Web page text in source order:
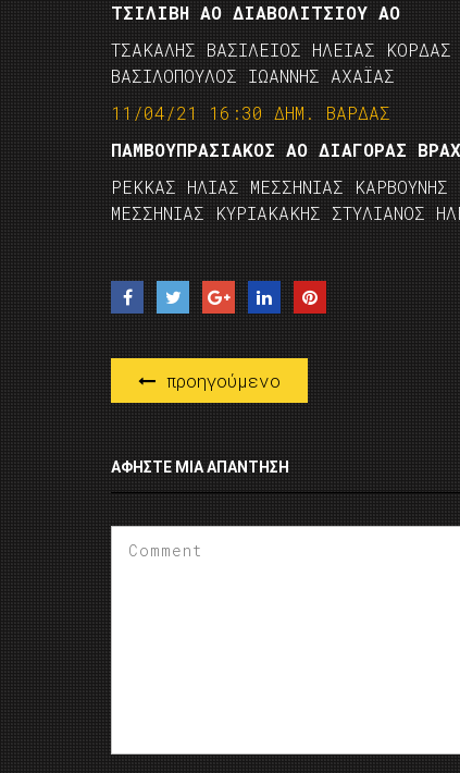
ΤΣΙΛΙΒΗ ΑΟ ΔΙΑΒΟΛΙΤΣΙΟΥ ΑΟ
ΤΣΑΚΑΛΗΣ ΒΑΣΙΛΕΙΟΣ ΗΛΕΙΑΣ
ΒΑΣΙΛΟΠΟΥΛΟΣ ΙΩΑΝΝΗΣ ΑΧΑΪΑΣ
11/04/21 16:30 ΔΗΜ. ΒΑΡΔΑΣ
ΠΑΜΒΟΥΠΡΑΣΙΑΚΟΣ ΑΟ ΔΙΑΓΟΡΑΣ
ΡΕΚΚΑΣ ΗΛΙΑΣ ΜΕΣΣΗΝΙΑΣ ΚΑΡΒΟΥΝΗΣ
ΜΕΣΣΗΝΙΑΣ ΚΥΡΙΑΚΑΚΗΣ ΣΤΥΛΙΑΝΟΣ
προηγούμενο
ΑΦΉΣΤΕ ΜΙΑ ΑΠΆΝΤΗΣΗ